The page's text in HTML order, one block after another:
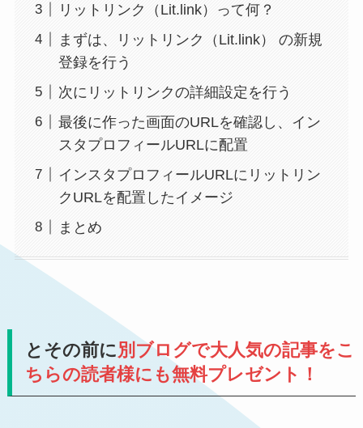
リットリンク（Lit.link）って何？
まずは、リットリンク（Lit.link） の新規
登録を行う
次にリットリンクの詳細設定を行う
最後に作った画面のURLを確認し、イン
スタプロフィールURLに配置
インスタプロフィールURLにリットリン
クURLを配置したイメージ
まとめ
とその前に別ブログで大人気の記事をこ
ちらの読者様にも無料プレゼント！